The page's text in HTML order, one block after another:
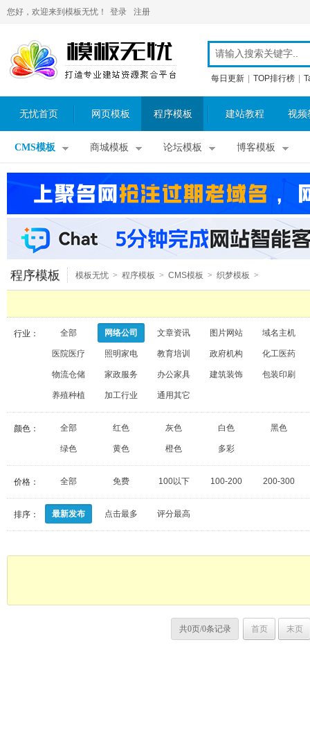
您好，欢迎来到模板无忧！ 登录 注册
每日更新 TOP排行榜
无忧首页 网页模板 程序模板 建站教程 视频
CMS模板 商城模板 论坛模板 博客模板
程序模板 模板无忧 > 程序模板 > CMS模板 > 织梦模板 >
行业： 全部 网络公司 文章资讯 图片网站 域名主机
医院医疗 照明家电 教育培训 政府机构 化工医药
物流仓储 家政服务 办公家具 建筑装饰 包装印刷
养殖种植 加工行业 通用其它
颜色： 全部 红色 灰色 白色 黑色
绿色 黄色 橙色 多彩
价格： 全部 免费 100以下 100-200 200-300
排序： 最新发布 点击最多 评分最高
共0页/0条记录 首页 末页